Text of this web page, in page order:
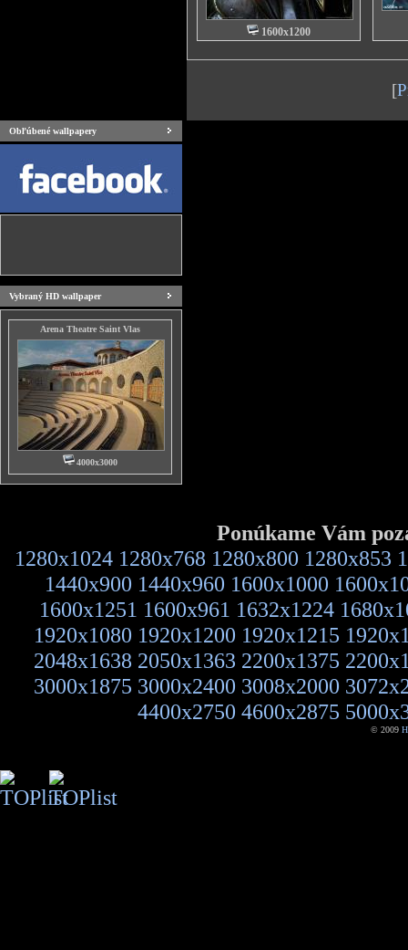
1600x1200
[
Obľúbené wallpapery
Vybraný HD wallpaper
Arena Theatre Saint Vlas
4000x3000
Ponúkame Vám
1280x1024 1280x768 1280x800 1280x853
1440x900 1440x960 1600x1000
1600x1251 1600x961 1632x1224
1920x1080 1920x1200 1920x1215
2048x1638 2050x1363 2200x1375
3000x1875 3000x2400 3008x2000
4400x2750 4600x2875
© 2009